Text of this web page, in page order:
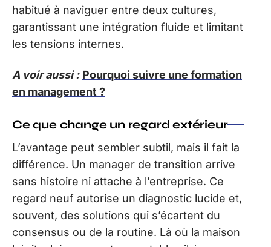
habitué à naviguer entre deux cultures,
garantissant une intégration fluide et limitant
les tensions internes.
A voir aussi : Pourquoi suivre une formation
en management ?
Ce que change un regard extérieur
L’avantage peut sembler subtil, mais il fait la
différence. Un manager de transition arrive
sans histoire ni attache à l’entreprise. Ce
regard neuf autorise un diagnostic lucide et,
souvent, des solutions qui s’écartent du
consensus ou de la routine. Là où la maison